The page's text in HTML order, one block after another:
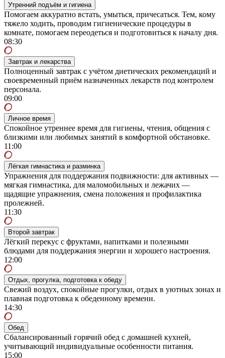
Утренний подъём и гигиена
Помогаем аккуратно встать, умыться, причесаться. Тем, кому
тяжело ходить, проводим гигиенические процедуры в
комнате, помогаем переодеться и подготовиться к началу дня.
08:30
Завтрак и лекарства
Полноценный завтрак с учётом диетических рекомендаций и
своевременный приём назначенных лекарств под контролем
персонала.
09:00
Личное время
Спокойное утреннее время для гигиены, чтения, общения с
близкими или любимых занятий в комфортной обстановке.
11:00
Лёгкая гимнастика и разминка
Упражнения для поддержания подвижности: для активных —
мягкая гимнастика, для маломобильных и лежачих —
щадящие упражнения, смена положения и профилактика
пролежней.
11:30
Второй завтрак
Лёгкий перекус с фруктами, напитками и полезными
блюдами для поддержания энергии и хорошего настроения.
12:00
Отдых, прогулка, подготовка к обеду
Свежий воздух, спокойные прогулки, отдых в уютных зонах и
плавная подготовка к обеденному времени.
14:30
Обед
Сбалансированный горячий обед с домашней кухней,
учитывающий индивидуальные особенности питания.
15:00